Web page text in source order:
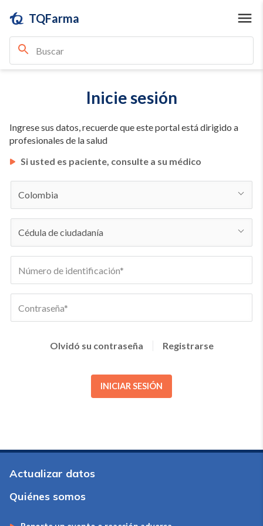
TQFarma
Inicie sesión
Ingrese sus datos, recuerde que este portal está dirigido a
profesionales de la salud
Si usted es paciente, consulte a su médico
Olvidó su contraseña Registrarse
INICIAR SESIÓN
Actualizar datos
Quiénes somos